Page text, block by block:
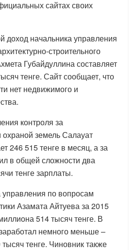
сайтах своих
доход начальника управления
строительного
Губайдуллина составляет
тенге. Сайт сообщает, что
нет недвижимого и
контроля за
земель Салауат
246 515 тенге в месяц, а за
в общей сложности два
тенге зарплаты.
по вопросам
Азамата Айтуева за 2015
514 тысяч тенге. В
немного меньше –
тенге. Чиновник также